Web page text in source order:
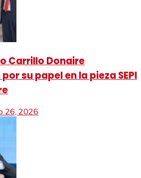
Carrillo Donaire
su papel en la pieza SEPI
26, 2026